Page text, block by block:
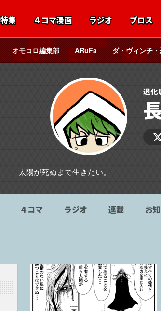
特集 ４コマ漫画 ラジオ ブロス
オモコロ編集部 ARuFa ダ・ヴィンチ
退化
太陽が死ぬまで生きたい。
４コマ ラジオ 連載 お